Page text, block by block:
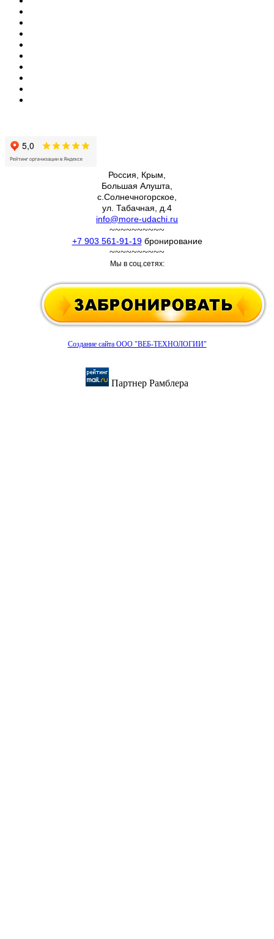
Россия, Крым,
Большая Алушта,
с.Солнечногорское,
ул. Табачная, д.4
info@more-udachi.ru
~~~~~~~~~~
+7 903 561-91-19бронирование
~~~~~~~~~~
Мы в соц.сетях:
Создание сайта ООО "ВЕБ-ТЕХНОЛОГИИ"
Партнер Рамблера